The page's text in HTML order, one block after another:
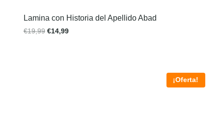
Lamina con Historia del Apellido Abad
€19,99 €14,99
¡Oferta!